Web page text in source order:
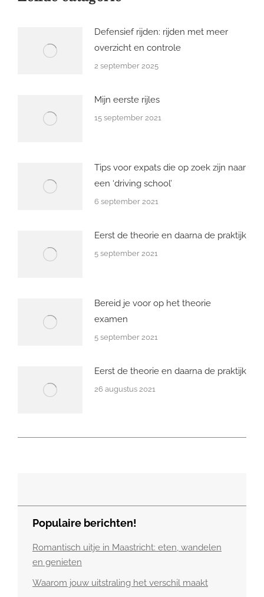
Defensief rijden: rijden met meer
overzicht en controle
2 september 2025
Mijn eerste rijles
15 september 2021
Tips voor expats die op zoek zijn naar
een ‘driving school’
6 september 2021
Eerst de theorie en daarna de praktijk
5 september 2021
Bereid je voor op het theorie
examen
5 september 2021
Eerst de theorie en daarna de praktijk
26 augustus 2021
Populaire berichten!
Romantisch uitje in Maastricht: eten, wandelen
en genieten
Waarom jouw uitstraling het verschil maakt